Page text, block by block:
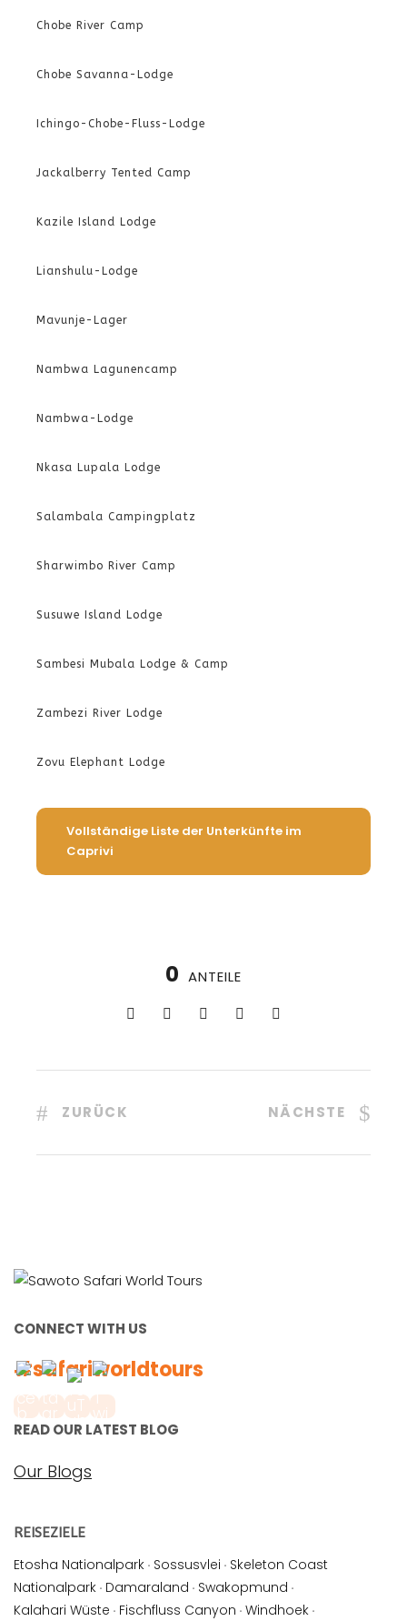
Chobe River Camp
Chobe Savanna-Lodge
Ichingo-Chobe-Fluss-Lodge
Jackalberry Tented Camp
Kazile Island Lodge
Lianshulu-Lodge
Mavunje-Lager
Nambwa Lagunencamp
Nambwa-Lodge
Nkasa Lupala Lodge
Salambala Campingplatz
Sharwimbo River Camp
Susuwe Island Lodge
Sambesi Mubala Lodge & Camp
Zambezi River Lodge
Zovu Elephant Lodge
Vollständige Liste der Unterkünfte im
Caprivi
0 ANTEILE
ZURÜCK NÄCHSTE
CONNECT WITH US
#safariworldtours
READ OUR LATEST BLOG
Our Blogs
REISEZIELE
Etosha Nationalpark · Sossusvlei · Skeleton Coast
Nationalpark · Damaraland · Swakopmund ·
Kalahari Wüste · Fischfluss Canyon · Windhoek ·